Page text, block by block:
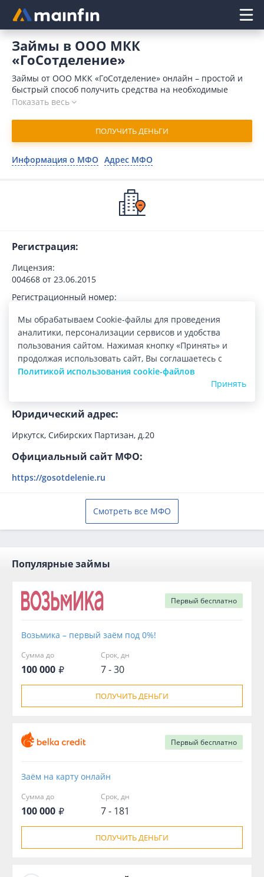
Главное меню
Займы в ООО МКК
«ГоСотделение»
Займы от ООО МКК «ГоСотделение» онлайн – простой и
быстрый способ получить средства на необходимые
траты. Компания выдает средства за 15 минут,
одобрения запроса. Для подачи заявки достаточно
предоставить минимальный пакет документов. В 2026
году оформить займ в ООО МКК «ГоСотделение» могут
даже клиенты, имеющие проблемную кредитную
историю. Для оформления заявки воспользуйтесь нашим
Показать весь
ПОЛУЧИТЬ ДЕНЬГИ
Информация о МФО Адрес МФО
Регистрация:
Лицензия:
004668 от 23.06.2015
Регистрационный номер:
График рассмотрения заявок:
нет данных
Юридическое название МФО:
Юридический адрес:
Иркутск, Сибирских Партизан, д.20
Официальный сайт МФО:
https://gosotdelenie.ru
Смотреть все МФО
Популярные займы
Первый бесплатно
Возьмика – первый заём под 0%!
Сумма до
100 000
Срок, дн
7 - 30
ПОЛУЧИТЬ ДЕНЬГИ
Первый бесплатно
Заём на карту онлайн
Сумма до
100 000
Срок, дн
7 - 181
ПОЛУЧИТЬ ДЕНЬГИ
Мы обрабатываем Cookie-файлы для проведения
аналитики, персонализации сервисов и удобства
пользования сайтом. Нажимая кнопку «Принять» и
продолжая использовать сайт, Вы соглашаетесь с
Политикой использования cookie-файлов
Принять